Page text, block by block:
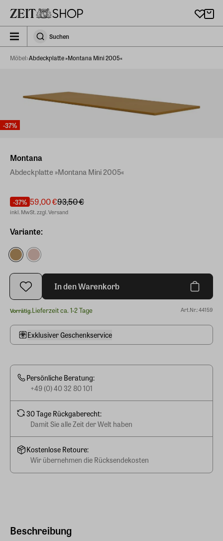
zeit_storefront.components.search.collapsed
SuchenSuchen
Möbel Abdeckplatte »Montana Mini 2005«
-37%
Beschreibung
Montana
Abdeckplatte »Montana Mini 2005«
-37% 59,00 €93,50 €
inkl. MwSt. zzgl. Versand
Variante:
In den Warenkorb
Vorrätig.Lieferzeit ca. 1-2 Tage Art.Nr.: 44159
Exklusiver Geschenkservice
Persönliche Beratung:
+49 (0) 40 32 80 101
30 Tage Rückgaberecht:
Damit Sie alle Zeit der Welt haben
Kostenlose Retoure:
Wir übernehmen die Rücksendekosten